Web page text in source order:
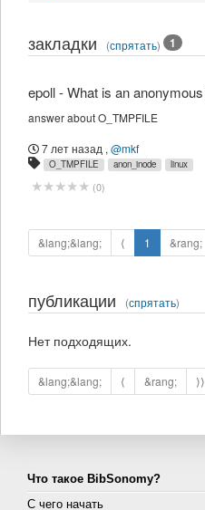
закладки (спрятать) 1
answer about O_TMPFILE
7 лет назад , @mkf
O_TMPFILE anon_inode linux
(0)
&lang;&lang; ⟨ 1 &rang;
публикации (спрятать)
Нет подходящих.
&lang;&lang; ⟨ &rang; ⟩⟩
Что такое BibSonomy?
С чего начать